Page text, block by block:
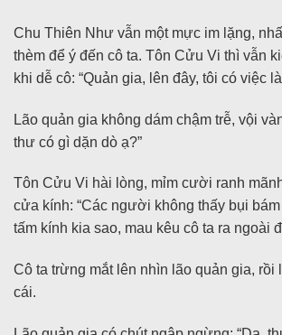
Chu Thiên Như vẫn một mực im lặng,
thèm để ý đến cô ta. Tôn Cửu Vi thì vẫn
khi dễ cô: “Quản gia, lên đây, tôi có việc
Lão quản gia không dám chậm trễ, vội
thư có gì dặn dò ạ?”
Tôn Cửu Vi hài lòng, mỉm cười ranh
cửa kính: “Các người không thấy bụi
tấm kính kia sao, mau kêu cô ta ra ngoài
Cô ta trừng mắt lên nhìn lão quản gia, rồi
cái.